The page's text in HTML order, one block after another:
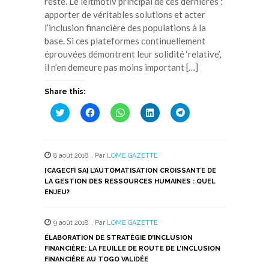
apporter de véritables solutions et acter
l’inclusion financière des populations à la
base. Si ces plateformes continuellement
éprouvées démontrent leur solidité ‘relative’,
il n’en demeure pas moins important […]
Share this:
Cliquez
pour
une
nouvelle
fenêtre)
Cliquez
pour
une
nouvelle
fenêtre)
Cliquez
pour
une
nouvelle
fenêtre)
Cliquez
pour
une
nouvelle
fenêtre)
Cliquez
pour
nouvelle
fenêtre)
8 août 2018 , Par LOME GAZETTE
[CAGECFI SA] L’AUTOMATISATION CROISSANTE DE
LA GESTION DES RESSOURCES HUMAINES : QUEL
ENJEU?
9 août 2018 , Par LOME GAZETTE
ÉLABORATION DE STRATÉGIE D’INCLUSION
FINANCIÈRE: LA FEUILLE DE ROUTE DE L’INCLUSION
FINANCIÈRE AU TOGO VALIDÉE